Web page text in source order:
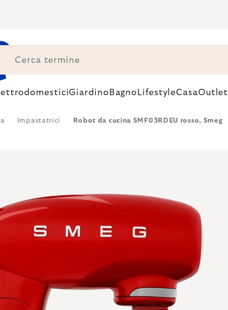
Giardino Bagno LifestyleCasaOutlet
Impastatrici Robot da cucina SMF03RDEU rosso, Smeg